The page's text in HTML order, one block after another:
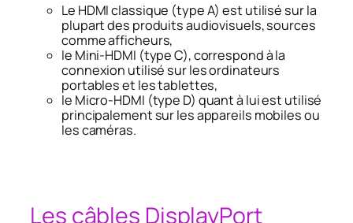
Le HDMI classique (type A) est utilisé sur la
plupart des produits audiovisuels, sources
comme afficheurs,
le Mini-HDMI (type C), correspond à la
connexion utilisé sur les ordinateurs
portables et les tablettes,
le Micro-HDMI (type D) quant à lui est utilisé
principalement sur les appareils mobiles ou
les caméras.
Les câbles DisplayPort